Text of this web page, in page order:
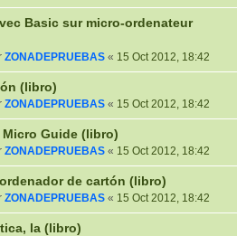
Basic sur micro-ordenateur
ZONADEPRUEBAS « 15 Oct 2012, 18:42
(libro)
ZONADEPRUEBAS « 15 Oct 2012, 18:42
Micro Guide (libro)
ZONADEPRUEBAS « 15 Oct 2012, 18:42
de cartón (libro)
ZONADEPRUEBAS « 15 Oct 2012, 18:42
la (libro)